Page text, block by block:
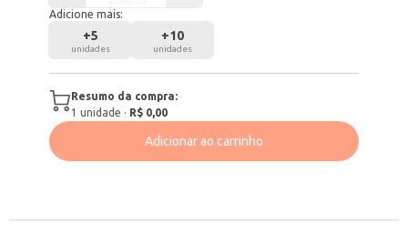
Adicione mais:
+5
unidades
+10
unidades
Resumo da compra:
1 unidade · R$ 0,00
Adicionar ao carrinho